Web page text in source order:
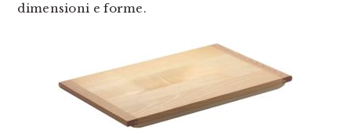
dimensioni e forme.